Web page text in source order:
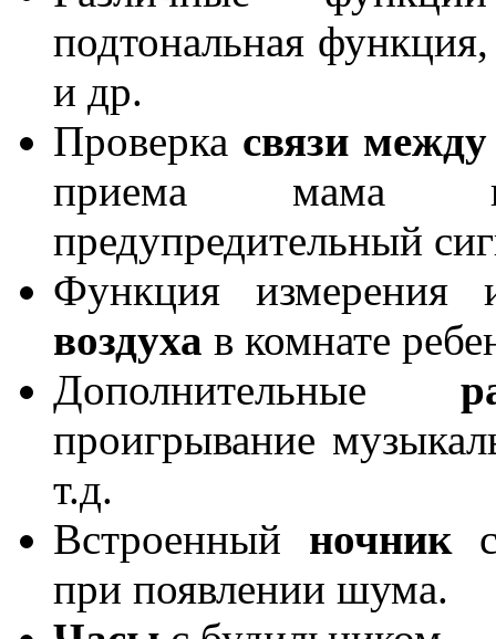
подтональная
и др.
Проверка связи
приема мама
предупредительный
Функция
воздуха в комнате
Дополнительные
проигрывание
т.д.
Встроенный ночник
при появлении шума.